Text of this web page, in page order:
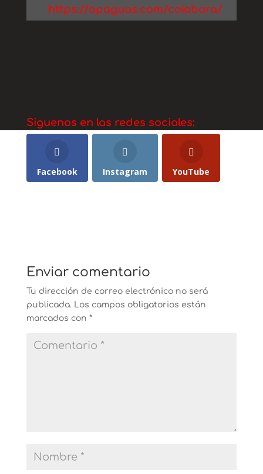
https://apaguas.com/colabora/
Siguenos en las redes sociales:
Facebook Instagram YouTube
Enviar comentario
Tu dirección de correo electrónico no será
publicada. Los campos obligatorios están
marcados con *